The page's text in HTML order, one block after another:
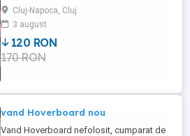
sunt siliconice. Este in stare buna de
functionare.
Cluj-Napoca, Cluj
3 august
120 RON
170 RON
vand Hoverboard nou
Vand Hoverboard nefolosit, cumparat de